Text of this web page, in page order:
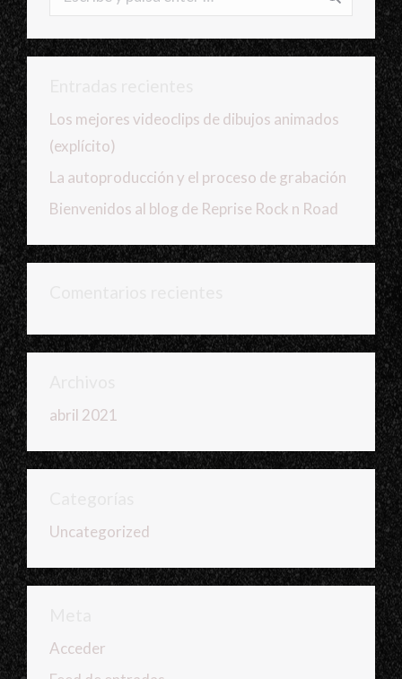
Los mejores videoclips de dibujos animados
(explícito)
La autoproducción y el proceso de grabación
Bienvenidos al blog de Reprise Rock n Road
abril 2021
Uncategorized
Acceder